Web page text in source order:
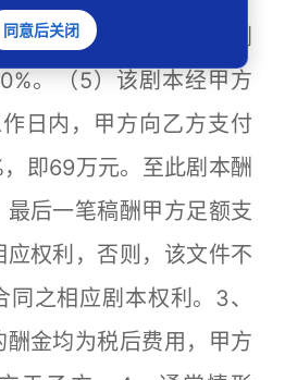
甲方均需向乙方支付剧
。（5）该剧本经甲方
日内，甲方向乙方支付
即69万元。至此剧本酬
后一笔稿酬甲方足额支
权利，否则，该文件不
之相应剧本权利。3、
金均为税后费用，甲方
同意后关闭